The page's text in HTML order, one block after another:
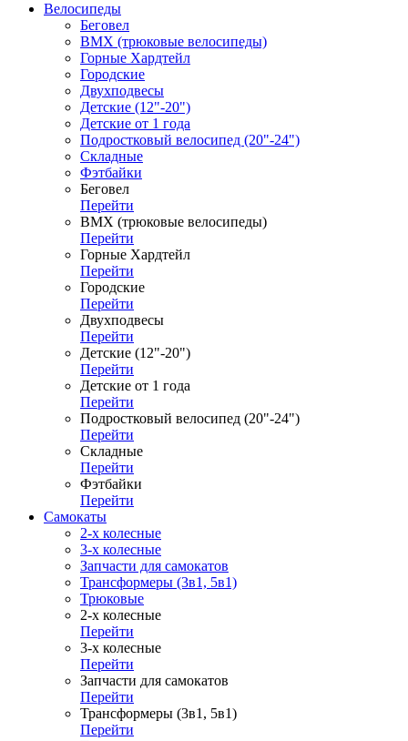
Велосипеды
Беговел
ВМХ (трюковые велосипеды)
Горные Хардтейл
Городские
Двухподвесы
Детские (12"-20")
Детские от 1 года
Подростковый велосипед (20"-24")
Складные
Фэтбайки
Беговел
Перейти
ВМХ (трюковые велосипеды)
Перейти
Горные Хардтейл
Перейти
Городские
Перейти
Двухподвесы
Перейти
Детские (12"-20")
Перейти
Детские от 1 года
Перейти
Подростковый велосипед (20"-24")
Перейти
Складные
Перейти
Фэтбайки
Перейти
Самокаты
2-х колесные
3-х колесные
Запчасти для самокатов
Трансформеры (3в1, 5в1)
Трюковые
2-х колесные
Перейти
3-х колесные
Перейти
Запчасти для самокатов
Перейти
Трансформеры (3в1, 5в1)
Перейти